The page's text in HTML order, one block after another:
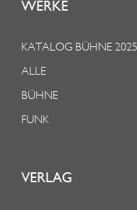
WERKE
KATALOG BÜHNE
ALLE
BÜHNE
FUNK
VERLAG